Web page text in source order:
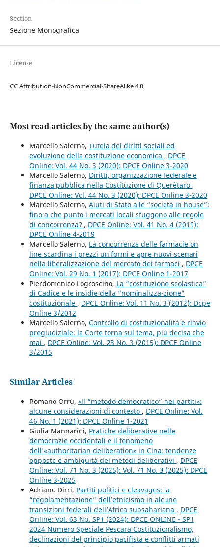
Section
Sezione Monografica
License
CC Attribution-NonCommercial-ShareAlike 4.0
Most read articles by the same author(s)
Marcello Salerno, Tutela dei diritti sociali ed
evoluzione della costituzione economica , DPCE
Online: Vol. 44 No. 3 (2020): DPCE Online 3-2020
Marcello Salerno, Diritti, organizzazione federale e
finanza pubblica nella Costituzione di Querètaro ,
DPCE Online: Vol. 44 No. 3 (2020): DPCE Online 3-2020
Marcello Salerno, Aiuti di Stato alle “società in house”:
fino a che punto i mercati locali sfuggono alle regole
di concorrenza? , DPCE Online: Vol. 41 No. 4 (2019):
DPCE Online 4-2019
Marcello Salerno, La concorrenza delle farmacie on
line scardina i prezzi uniformi e apre nuovi scenari
nella liberalizzazione del mercato dei farmaci , DPCE
Online: Vol. 29 No. 1 (2017): DPCE Online 1-2017
Pierdomenico Logroscino, La “costituzione scolastica”
di Cadice e le insidie della “nominalizza-zione”
costituzionale , DPCE Online: Vol. 11 No. 3 (2012): Dcpe
Online 3/2012
Marcello Salerno, Controllo di costituzionalità e rinvio
pregiudiziale: la Corte torna sul tema, più decisa che
mai , DPCE Online: Vol. 23 No. 3 (2015): DPCE Online
3/2015
Similar Articles
Romano Orrù, «ll “metodo democratico” nei partiti»:
alcune considerazioni di contesto , DPCE Online: Vol.
46 No. 1 (2021): DPCE Online 1-2021
Giulia Mannarini, Pratiche deliberative nelle
democrazie occidentali e il fenomeno
dell’«authoritarian deliberation» in Cina: tendenze
opposte e ambiguità dei metodi deliberativi , DPCE
Online: Vol. 71 No. 3 (2025): Vol. 71 No. 3 (2025): DPCE
Online 3-2025
Adriano Dirri, Partiti politici e cleavages: la
“regolamentazione” dell’etnicismo in alcune
transizioni federali dell’Africa subsahariana , DPCE
Online: Vol. 63 No. SP1 (2024): DPCE ONLINE - SP1
2024 Numero Speciale Pescara Costituzionalismo,
declinazioni del principio pacifista e conflitti armati